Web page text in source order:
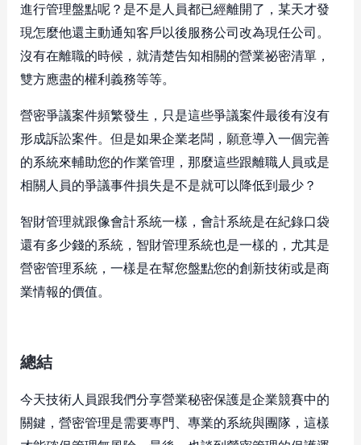
進行管理盤點呢？是不是人員都已經離開了，某天才發
現怎麼他還主動通知客戶以後服務公司改為現任公司。
沒有在離職的時候，就清楚告知相關的營業祕密清單，
雙方應盡的權利義務等等。
營密爭議案件頻繁發生，只是這些爭議案件最後有沒有
形成訴訟案件。但是如果企業老闆，願意導入一個完善
的系統來輔助您的作業管理，那麼這些跟離職人員或是
相關人員的爭議事件損失是不是就可以降低到最少？
智財管理就跟像會計系統一樣，會計系統是在紀錄口袋
還有多少錢的系統，智財管理系統也是一樣的，尤其是
營密管理系統，一樣是在幫您盤點您的創新技術或是商
業情報的價值。
總結
今天技術人員跟我們分享營業秘密保護是企業競賽中的
關鍵，營密管理是需要專門、專業的系統與團隊，這樣